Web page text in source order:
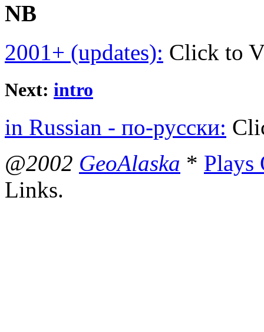
NB
2001+ (updates): Click to
Next: intro
in Russian - по-русски:
@2002 GeoAlaska * Plays
Links.